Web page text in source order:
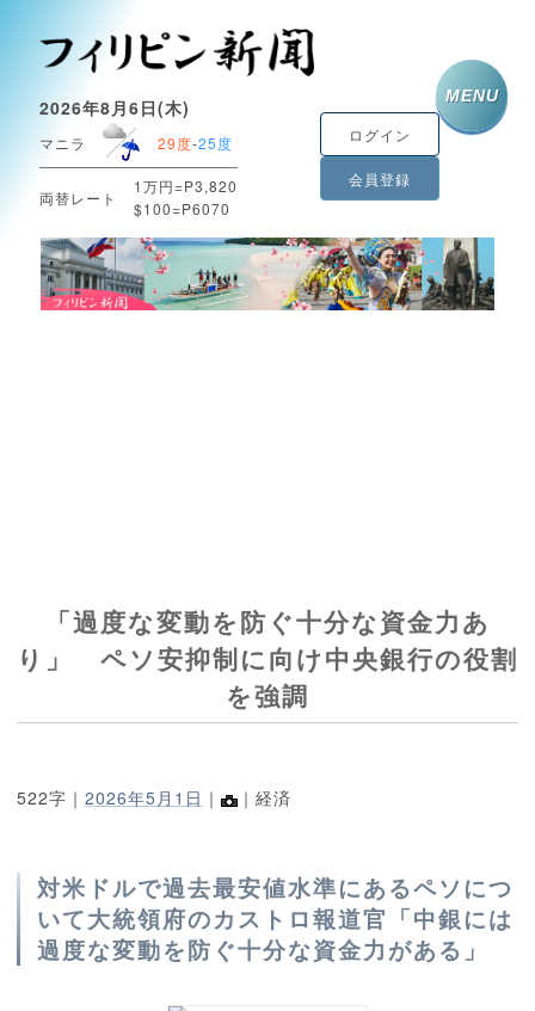
2026年8月6日(木)
マニラ 29度-25度
両替レート
1万円=P3,820
$100=P6070
ログイン
会員登録
MENU
「過度な変動を防ぐ十分な資金力あ
り」 ペソ安抑制に向け中央銀行の役割
を強調
522字｜ 2026年5月1日 ｜ ｜経済
対米ドルで過去最安値水準にあるペソにつ
いて大統領府のカストロ報道官「中銀には
過度な変動を防ぐ十分な資金力がある」